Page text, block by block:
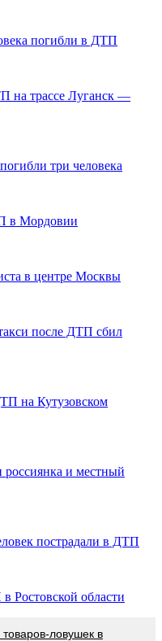
погибли в ДТП
на трассе Луганск —
три человека
в Мордовии
в центре Москвы
после ДТП сбил
на Кутузовском
и местный
пострадали в ДТП
Ростовской области
ловушек в